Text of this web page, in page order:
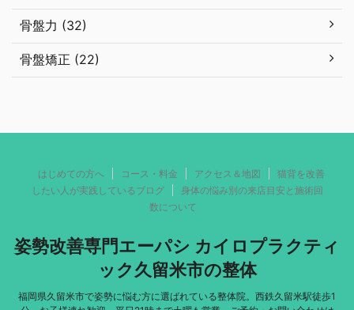
骨盤力 (32)
骨盤矯正 (22)
はじめての方へ コース・料金 アクセス＆地図
猫背を改善
したい人が実践しているブログ
身体の悩み別の来店目安と施術回
数について
姿勢改善専門エーパシ カイロプラクティ
ック久留米市の整体
福岡県久留米市で姿勢に悩む方に選ばれている整体院。西鉄久留米駅徒歩1